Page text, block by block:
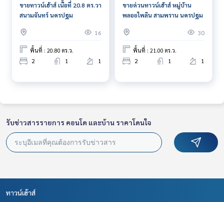
- วัดบางเลน
- ตลาดดิโอโซน
- โลตัสบางเลน
ราคา : 2,299,990 บาท
0.18267352
**เรามีบริการจัดสินเชื่อให้ฟรี พร้อมยินดีให้คำปรึกษา มีให้เลือกทุ
กธนาคาร**
**พร้อมอัตราดอกเบี้ยพิเศษ และ วงเงินสูงสุด 90-100% ของราคา
ประเมิน**
Line ID : somsouth16
ขายทาวน์เฮ้าส์ เนื้อที่ 20.8 ตร.วา
สนามจันทร์ นครปฐม
16
พื้นที่ : 20.80 ตร.ว.
2 1 1
ขายด่วนทาวน์เฮ้าส์ หมู่บ้าน
พลอยไพลิน สามพราน นครปฐม
30
พื้นที่ : 21.00 ตร.ว.
2 1 1
รับข่าวสารรายการ คอนโด และบ้าน ราคาโดนใจ
ทาวน์เฮ้าส์